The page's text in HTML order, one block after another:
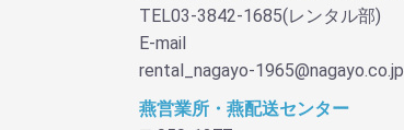
TEL03-3842-1685(レンタル部)
E-mail
rental_nagayo-1965@nagayo.co.jp
燕営業所・燕配送センター